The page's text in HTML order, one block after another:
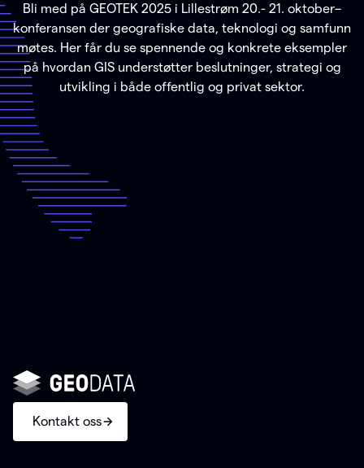
Bli med på GEOTEK 2025 i Lillestrøm 20.- 21. oktober–
konferansen der geografiske data, teknologi og samfunn
møtes. Her får du se spennende og konkrete eksempler
på hvordan GIS understøtter beslutninger, strategi og
utvikling i både offentlig og privat sektor.
Kontakt oss